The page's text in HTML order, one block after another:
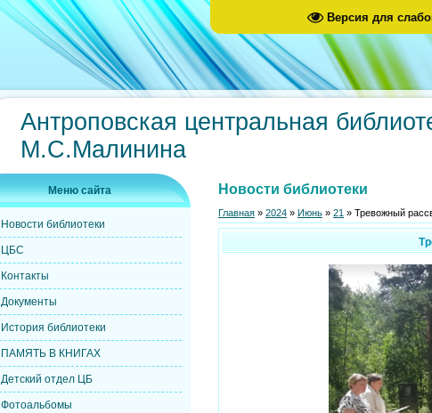
Версия для
Антроповская центральная
М.С.Малинина
Меню сайта
Новости библиотеки
ЦБС
Контакты
Документы
История библиотеки
ПАМЯТЬ В КНИГАХ
Детский отдел ЦБ
Фотоальбомы
Новости библиотеки
Главная » 2024 » Июнь » 21 » Тревожный